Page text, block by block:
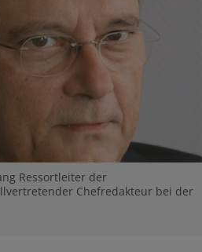
Ressortleiter der
Chefredakteur bei der